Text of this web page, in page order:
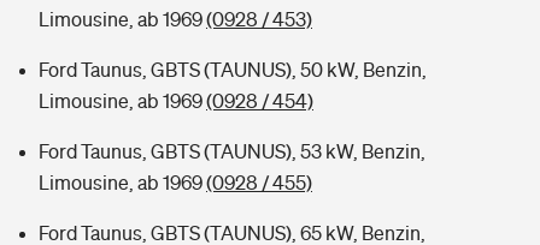
Limousine, ab 1969(0928 / 453)
Ford Taunus, GBTS (TAUNUS), 50 kW, Benzin,
Limousine, ab 1969(0928 / 454)
Ford Taunus, GBTS (TAUNUS), 53 kW, Benzin,
Limousine, ab 1969(0928 / 455)
Ford Taunus, GBTS (TAUNUS), 65 kW, Benzin,